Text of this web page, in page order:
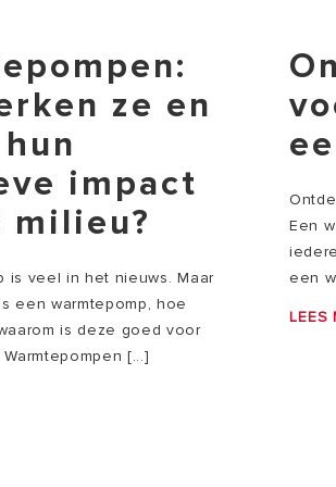
ze en
impact
milieu?
is veel in het nieuws. Maar
een warmtepomp, hoe
is deze goed voor
[...]
Een
een
LEES